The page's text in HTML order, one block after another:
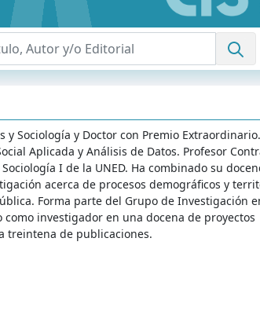
y Sociología y Doctor con Premio Extraordinario.
Aplicada y Análisis de Datos. Profesor
I de la UNED. Ha combinado su
acerca de procesos demográficos y
Forma parte del Grupo de Investigación
como investigador en una docena de proyectos
treintena de publicaciones.